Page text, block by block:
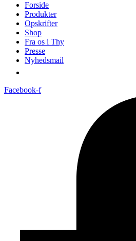
Forside
Produkter
Opskrifter
Shop
Fra os i Thy
Presse
Nyhedsmail
Facebook-f